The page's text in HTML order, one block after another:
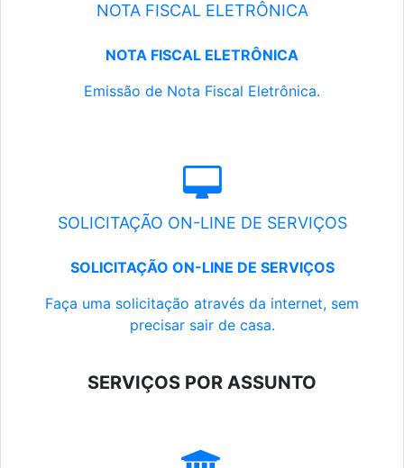
NOTA FISCAL ELETRÔNICA
NOTA FISCAL ELETRÔNICA
Emissão de Nota Fiscal Eletrônica.
SOLICITAÇÃO ON-LINE DE SERVIÇOS
SOLICITAÇÃO ON-LINE DE SERVIÇOS
Faça uma solicitação através da internet, sem
precisar sair de casa.
SERVIÇOS POR ASSUNTO